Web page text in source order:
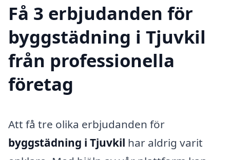
Få 3 erbjudanden för
byggstädning i Tjuvkil
från professionella
företag
Att få tre olika erbjudanden för
byggstädning i Tjuvkil har aldrig varit